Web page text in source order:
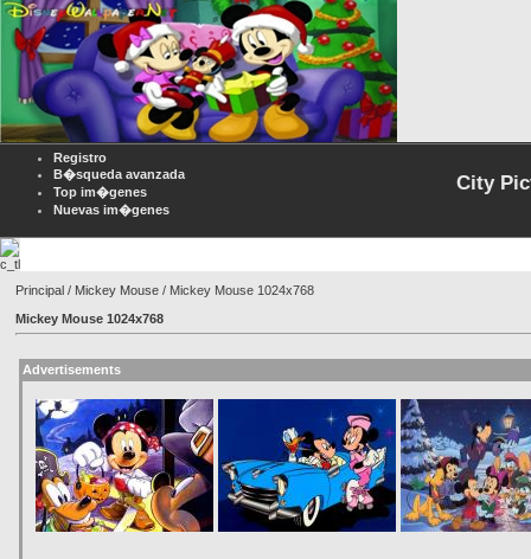
Registro
B�squeda avanzada
Top im�genes
Nuevas im�genes
City
Principal / Mickey Mouse / Mickey Mouse 1024x768
Mickey Mouse 1024x768
Advertisements